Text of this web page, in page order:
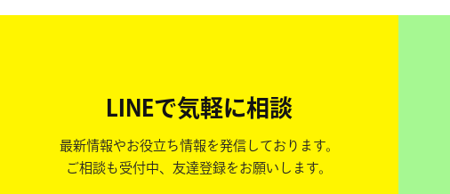
LINEで気軽に相談
最新情報やお役立ち情報を発信しております。
ご相談も受付中、友達登録をお願いします。